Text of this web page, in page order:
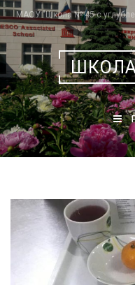
Skip
to
content
МАОУ "Школа № 45 с